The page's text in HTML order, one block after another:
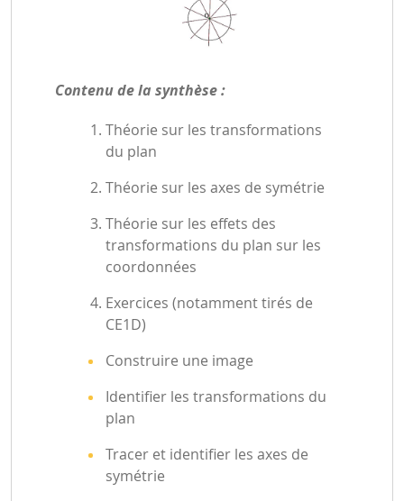
Contenu de la synthèse :
Théorie sur les transformations
du plan
Théorie sur les axes de symétrie
Théorie sur les effets des
transformations du plan sur les
coordonnées
Exercices (notamment tirés de
CE1D)
Construire une image
Identifier les transformations du
plan
Tracer et identifier les axes de
symétrie